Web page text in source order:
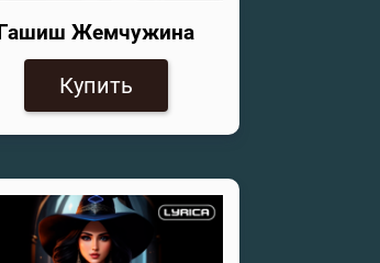
Гашиш Жемчужина
Купить